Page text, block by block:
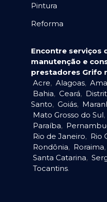
Pintura
Reforma
Encontre serviços
manutenção e
prestadores Grifo
Acre, Alagoas,
Bahia, Ceará,
Santo, Goiás,
Mato Grosso do Sul,
Paraíba,
Rio de Janeiro, Rio
Rondônia, Roraima,
Santa Catarina,
Tocantins.